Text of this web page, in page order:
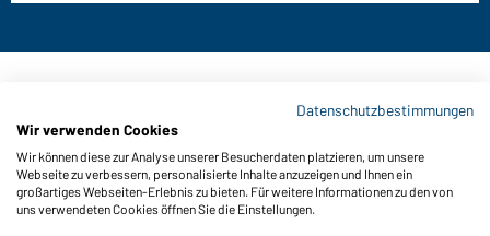
Gustav Daiber GmbH
Vor dem Weißen Stein 25-31
D-72461 Albstadt
Datenschutzbestimmungen
Wir verwenden Cookies
Wir können diese zur Analyse unserer Besucherdaten platzieren, um unsere
Webseite zu verbessern, personalisierte Inhalte anzuzeigen und Ihnen ein
großartiges Webseiten-Erlebnis zu bieten. Für weitere Informationen zu den von
uns verwendeten Cookies öffnen Sie die Einstellungen.